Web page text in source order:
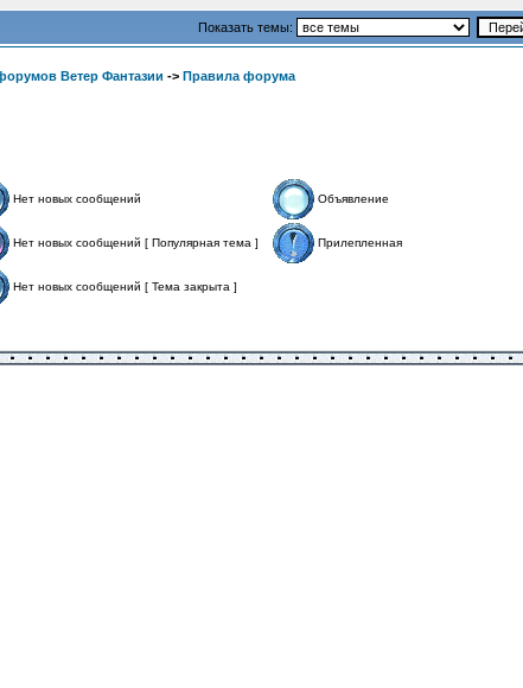
Показать темы:
Ветер Фантазии -> Правила форума
Нет новых сообщений Объявление
Нет новых сообщений [ Популярная тема ] Прилепленная
Нет новых сообщений [ Тема закрыта ]